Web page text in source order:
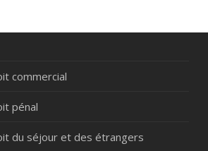
commercial
pénal
du séjour et des étrangers